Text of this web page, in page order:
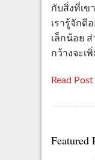
กับสิ่งที่เ
เรารู้จักดี
เล็กน้อย
กว้างจะเ
Read
Featured